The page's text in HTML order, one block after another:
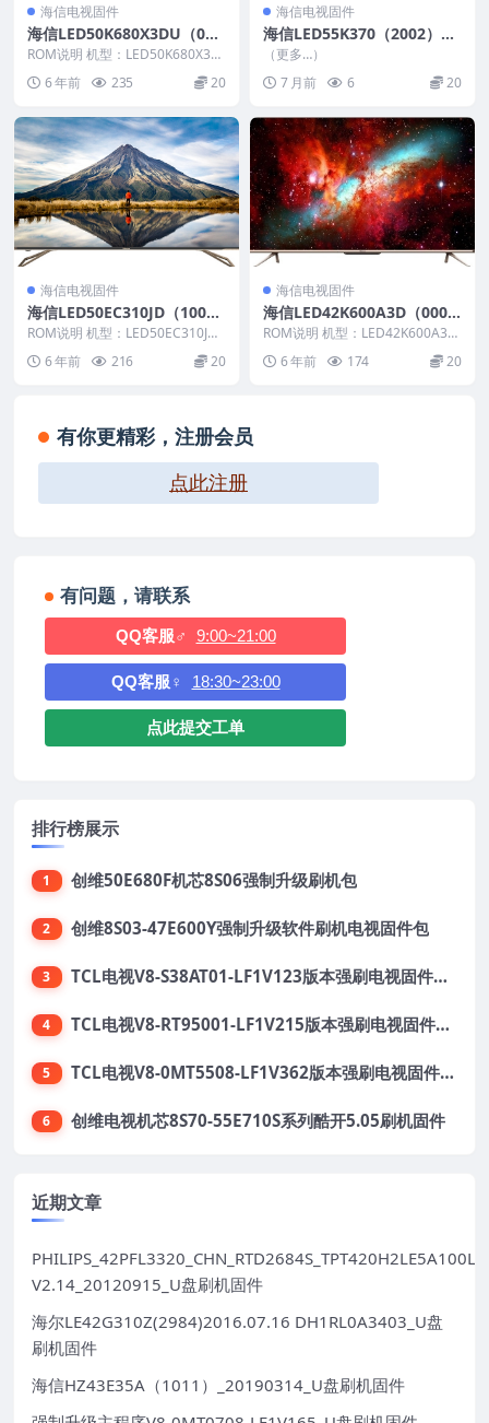
海信电视固件
海信LED50K680X3DU（000
1）BOM2官方原厂USB刷机
电视固件包
ROM说明 机型：LED50K680X3D
U 固件版本：（0001） BOM：
2... 6 年前 235 20
海信电视固件
海信LED55K370（2002）B
OM6_C004_20150410_U盘
刷机固件
（更多…）
7 月前
6 20
海信电视固件
海信LED50EC310JD（100
1）BOM22_C004_20131227
官方原厂USB刷机电视固件包
ROM说明 机型：LED50EC310JD
固件版本：（1001） BOM：22...
6 年前 216 20
海信电视固件
海信LED42K600A3D（000
0）BOM1官方原厂USB刷机
电视固件包
ROM说明 机型：LED42K600A3D
固件版本：（0000） BOM：1 ...
6 年前 174 20
有你更精彩，注册会员
点此注册
有问题，请联系
QQ客服♂ 9:00~21:00
QQ客服♀ 18:30~23:00
点此提交工单
排行榜展示
1 创维50E680F机芯8S06强制升级刷机包
2 创维8S03-47E600Y强制升级软件刷机电视固件包
3 TCL电视V8-S38AT01-LF1V123版本强刷电视固件包下载
4 TCL电视V8-RT95001-LF1V215版本强刷电视固件包下载
5 TCL电视V8-0MT5508-LF1V362版本强刷电视固件包下载
6 创维电视机芯8S70-55E710S系列酷开5.05刷机固件
近期文章
V2.14_20120915_U盘刷机固件
海尔LE42G310Z(2984)2016.07.16 DH1RL0A3403_U盘
刷机固件
海信HZ43E35A（1011）_20190314_U盘刷机固件